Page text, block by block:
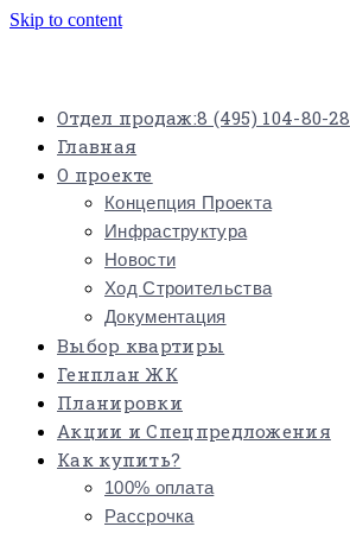
Skip to content
Отдел продаж:8 (495) 104-80-28
Главная
О проекте
Концепция Проекта
Инфраструктура
Новости
Ход Строительства
Документация
Выбор квартиры
Генплан ЖК
Планировки
Акции и Спецпредложения
Как купить?
100% оплата
Рассрочка